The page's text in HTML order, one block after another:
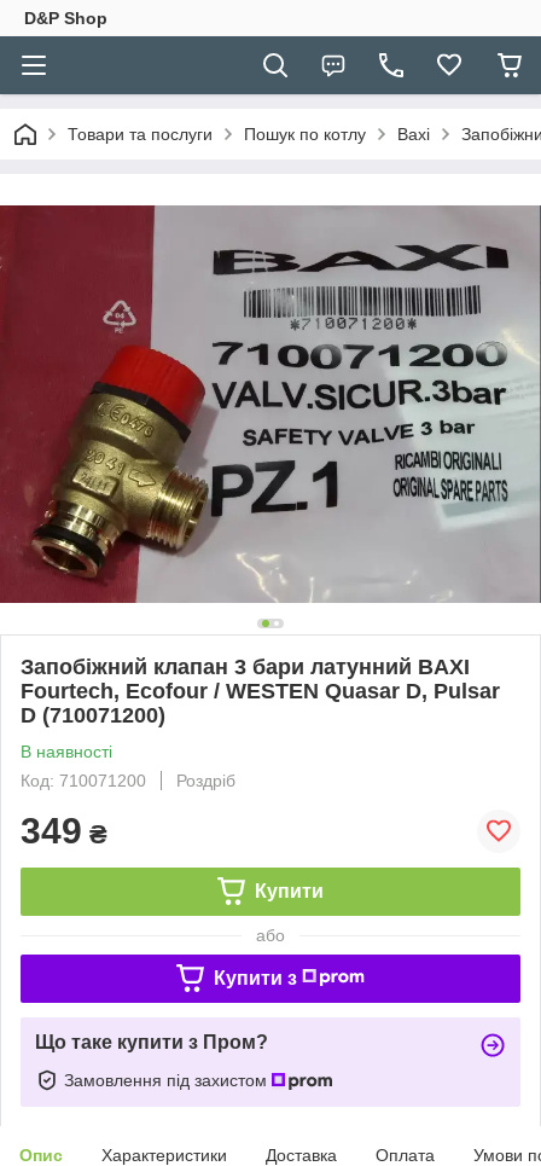
D&P Shop
Товари та послуги Пошук по котлу Baxi
Запобіжний клапан 3 бари латунний BAXI
Fourtech, Ecofour / WESTEN Quasar D, Pulsar
D (710071200)
В наявності
Код: 710071200
Роздріб
349 ₴
Купити
або
Купити з
Що таке купити з Пром?
Замовлення під захистом
Опис Характеристики Доставка Оплата Умови